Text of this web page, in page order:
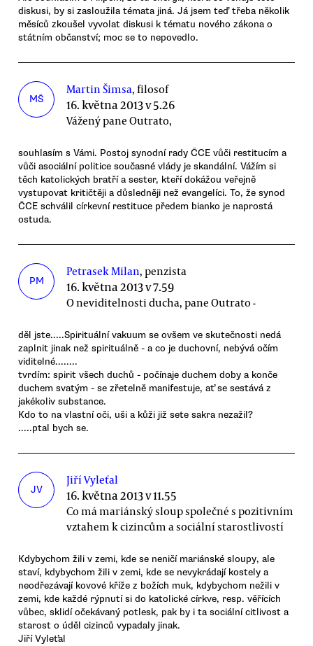
diskusi, by si zasloužila témata jiná. Já jsem teď třeba několik
měsíců zkoušel vyvolat diskusi k tématu nového zákona o
státním občanství; moc se to nepovedlo.
MŠ
Martin Šimsa, filosof
16. května 2013 v 5.26
Vážený pane Outrato,
souhlasím s Vámi. Postoj synodní rady ČCE vůči restitucím a
vůči asociální politice současné vlády je skandální. Vážím si
těch katolických bratří a sester, kteří dokážou veřejně
vystupovat kritičtěji a důsledněji než evangelíci. To, že synod
ČCE schválil církevní restituce předem bianko je naprostá
ostuda.
PM
Petrasek Milan, penzista
16. května 2013 v 7.59
O neviditelnosti ducha, pane Outrato -
děl jste.....Spirituální vakuum se ovšem ve skutečnosti nedá
zaplnit jinak než spirituálně - a co je duchovní, nebývá očím
viditelné........
tvrdím: spirit všech duchů - počínaje duchem doby a konče
duchem svatým - se zřetelně manifestuje, ať se sestává z
jakékoliv substance.
Kdo to na vlastní oči, uši a kůži již sete sakra nezažil?
.....ptal bych se.
JV
Jiří Vyleťal
16. května 2013 v 11.55
Co má mariánský sloup společné s pozitivním
vztahem k cizincům a sociální starostlivostí
Kdybychom žili v zemi, kde se neničí mariánské sloupy, ale
staví, kdybychom žili v zemi, kde se nevykrádají kostely a
neodřezávají kovové kříže z božích muk, kdybychom nežili v
zemi, kde každé rýpnutí si do katolické církve, resp. věřících
vůbec, sklidí očekávaný potlesk, pak by i ta sociální citlivost a
starost o úděl cizinců vypadaly jinak.
Jiří Vyleťal